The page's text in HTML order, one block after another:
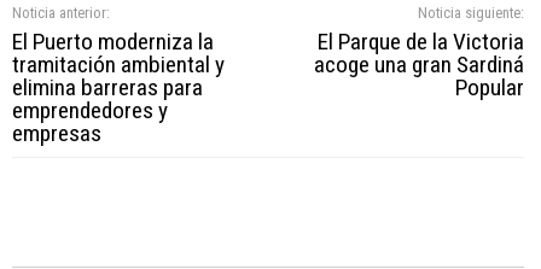
Noticia anterior:
El Puerto moderniza la
tramitación ambiental y
elimina barreras para
emprendedores y
empresas
Noticia siguiente:
El Parque de la Victoria
acoge una gran Sardiná
Popular